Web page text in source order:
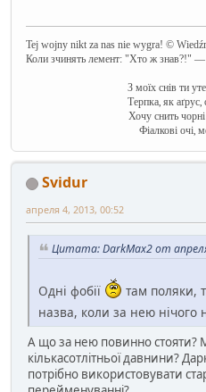
Tej wojny nikt za nas nie wygra! ©
Коли зчинять лемент: "Хто ж знав?!"
З моїх снів ти
Терпка, як аґрус,
Хочу снить
Фіалкові очі,
Svidur
апреля 4, 2013, 00:52
Цитата: DarkMax2 от
Одні фобії
там поляки,
назва, коли за нею нічого
А що за нею повинно стояти?
кількасотлітньої давнини?
потрібно використовувати